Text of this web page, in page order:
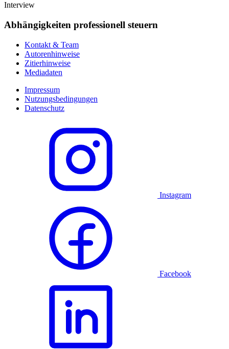
Interview
Abhängigkeiten professionell steuern
Kontakt & Team
Autorenhinweise
Zitierhinweise
Mediadaten
Impressum
Nutzungsbedingungen
Datenschutz
Instagram
Facebook